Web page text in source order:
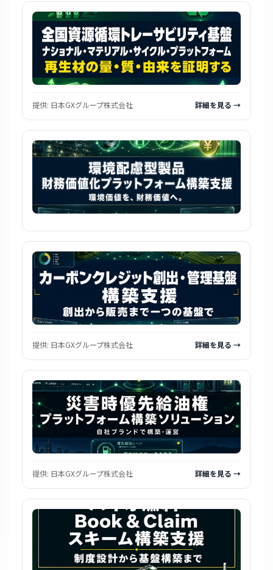
提供: 日本GXグループ株式会社 詳細を見る →
提供: 日本GXグループ株式会社 詳細を見る →
提供: 日本GXグループ株式会社 詳細を見る →